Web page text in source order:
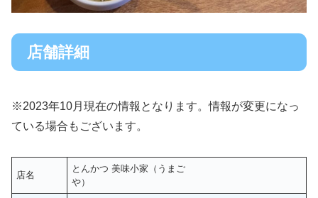
店舗詳細
※2023年10月現在の情報となります。情報が変更になっ
ている場合もございます。
店名
とんかつ 美味小家（うまご
や）